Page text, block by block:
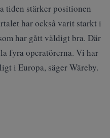
tiden stärker positionen
har också varit starkt i
har gått väldigt bra. Där
fyra operatörerna. Vi har
i Europa, säger Wäreby.